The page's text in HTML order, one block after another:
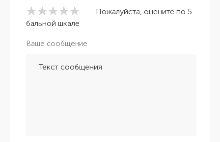
Пожалуйста, оцените по 5
бальной шкале
Ваше сообщение